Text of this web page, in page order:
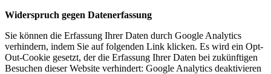
Widerspruch gegen Datenerfassung
Sie können die Erfassung Ihrer Daten durch Google Analytics
verhindern, indem Sie auf folgenden Link klicken. Es wird ein Opt-
Out-Cookie gesetzt, der die Erfassung Ihrer Daten bei zukünftigen
Besuchen dieser Website verhindert: Google Analytics deaktivieren